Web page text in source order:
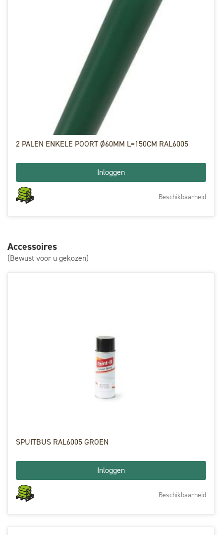
2 PALEN ENKELE POORT Ø60MM L=150CM RAL6005
Inloggen
Beschikbaarheid
Accessoires
(Bewust voor u gekozen)
SPUITBUS RAL6005 GROEN
Inloggen
Beschikbaarheid